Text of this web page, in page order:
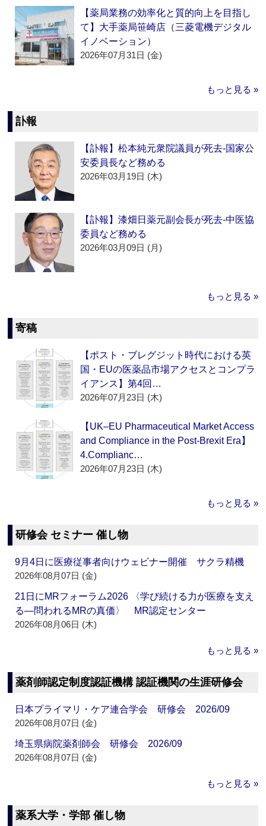
【薬局業務の効率化と質的向上を目指し
て】大手薬局笹崎店（三菱電機デジタル
イノベーション）
2026年07月31日 (金)
もっと見る »
訃報
【訃報】松本純元衆院議員が死去‐国家公
安委員長など務める
2026年03月19日 (木)
【訃報】漆畑日薬元副会長が死去‐中医協
委員など務める
2026年03月09日 (月)
もっと見る »
寄稿
【ポスト・ブレグジット時代における英
国・EUの医薬品市場アクセスとコンプラ
イアンス】第4回…
2026年07月23日 (木)
【UK–EU Pharmaceutical Market Access
and Compliance in the Post-Brexit Era】
4.Complianc…
2026年07月23日 (木)
もっと見る »
研修会 セミナー 催し物
9月4日に医療従事者向けウェビナー開催 サクラ精機
2026年08月07日 (金)
21日にMRフォーラム2026 〈学び続ける力が医療を支え
る―問われるMRの真価〉 MR認定センター
2026年08月06日 (木)
もっと見る »
薬剤師認定制度認証機構 認証機関の生涯研修会
日本プライマリ・ケア連合学会 研修会 2026/09
2026年08月07日 (金)
埼玉県病院薬剤師会 研修会 2026/09
2026年08月07日 (金)
もっと見る »
薬系大学・学部 催し物